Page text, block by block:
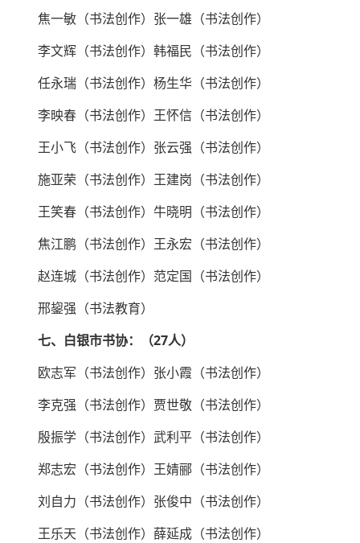
焦一敏（书法创作）张一雄（书法创作）
李文辉（书法创作）韩福民（书法创作）
任永瑞（书法创作）杨生华（书法创作）
李映春（书法创作）王怀信（书法创作）
王小飞（书法创作）张云强（书法创作）
施亚荣（书法创作）王建岗（书法创作）
王笑春（书法创作）牛晓明（书法创作）
焦江鹏（书法创作）王永宏（书法创作）
赵连城（书法创作）范定国（书法创作）
邢鋆强（书法教育）
七、白银市书协：（27人）
欧志军（书法创作）张小霞（书法创作）
李克强（书法创作）贾世敬（书法创作）
殷振学（书法创作）武利平（书法创作）
郑志宏（书法创作）王婧郦（书法创作）
刘自力（书法创作）张俊中（书法创作）
王乐天（书法创作）薛延成（书法创作）